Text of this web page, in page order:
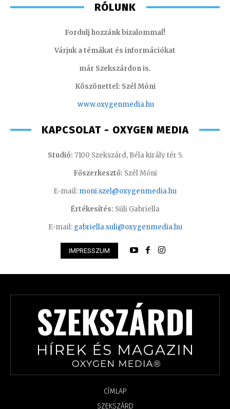
RÓLUNK
Fordulj hozzánk bizalommal!
Várjuk a témákat és információkat
már Szekszárdon is.
Köszönettel: Szél Móni
www.oxygenmedia.hu
KAPCSOLAT - OXYGEN MEDIA
Studió: 7100 Szekszárd, Béla király tér 5.
Főszerkesztő: Szél Móni
E-mail: moni.szel@oxygenmedia.hu
Értékesítés: Süli Gabriella
E-mail: gabriella.suli@oxygenmedia.hu
IMPRESSZUM
CÍMLAP
SZEKSZÁRD